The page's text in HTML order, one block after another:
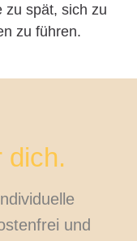
zu spät, sich zu
zu führen.
dich.
und